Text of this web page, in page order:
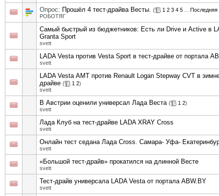
Опрос: Прошёл 4 тест-драйва Весты. ( 1 2 3 4 5
Последняя
РОБОТЯГ
Самый быстрый из бюджетников: Есть ли Drive и Active в
Granta Sport
svett
LADA Vesta против Vesta Sport в тест-драйве от портала
svett
LADA Vesta АМТ против Renault Logan Stepway CVT в
драйве ( 1 2)
svett
В Австрии оценили универсал Лада Веста ( 1 2)
svett
Лада Клуб на тест-драйве LADA XRAY Cross
svett
Онлайн тест седана Лада Cross. Самара- Уфа-
svett
«Большой тест-драйв» прокатился на длинной Весте
svett
Тест-драйв универсала LADA Vesta от портала ABW.BY
svett